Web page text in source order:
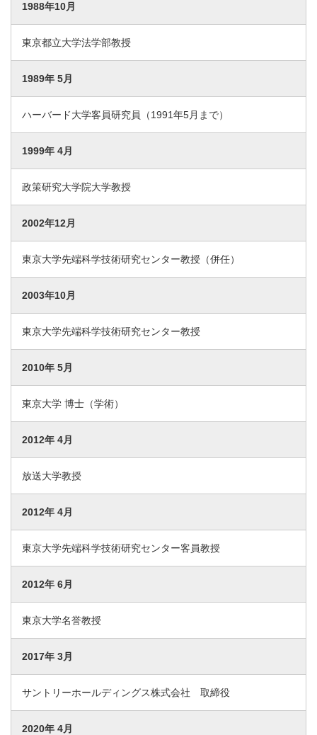
1988年10月
東京都立大学法学部教授
1989年 5月
ハーバード大学客員研究員（1991年5月まで）
1999年 4月
政策研究大学院大学教授
2002年12月
東京大学先端科学技術研究センター教授（併任）
2003年10月
東京大学先端科学技術研究センター教授
2010年 5月
東京大学 博士（学術）
2012年 4月
放送大学教授
2012年 4月
東京大学先端科学技術研究センター客員教授
2012年 6月
東京大学名誉教授
2017年 3月
サントリーホールディングス株式会社 取締役
2020年 4月